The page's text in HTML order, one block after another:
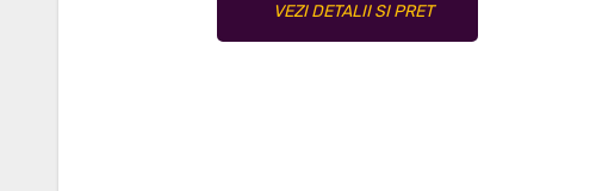
VEZI DETALII SI PRET